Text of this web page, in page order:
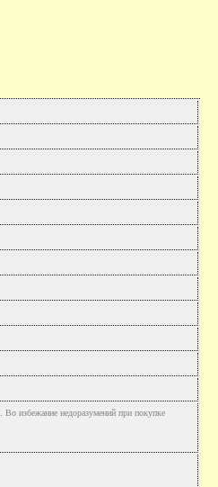
Во избежание недоразумений при покупке